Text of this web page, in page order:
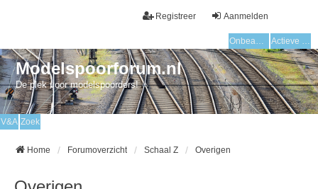
Aanmelden
Registreer
Onbeantwoorde onderwerpen Actieve onderwerpen
Modelspoorforum.nl
De plek voor modelspoorders!
V&A Zoek
Home Forumoverzicht Schaal Z Overigen